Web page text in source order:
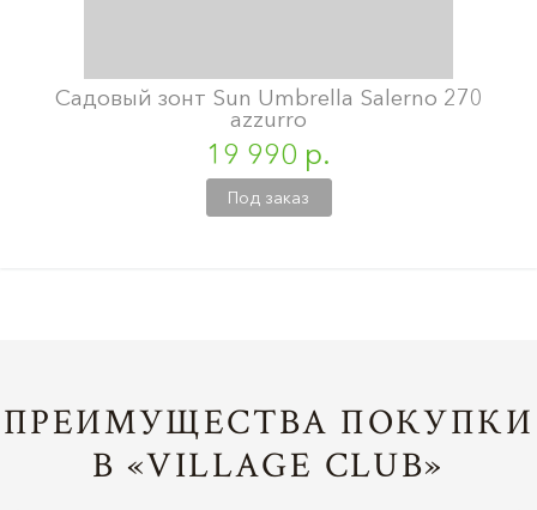
Садовый зонт Sun Umbrella Salerno 270
azzurro
19 990 р.
Под заказ
ПРЕИМУЩЕСТВА ПОКУПКИ
В «VILLAGE CLUB»